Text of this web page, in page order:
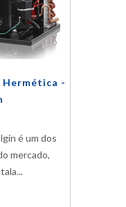
Hermética -
é um dos
mercado,